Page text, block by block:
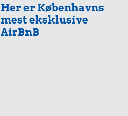
Her er Københavns
mest eksklusive
AirBnB